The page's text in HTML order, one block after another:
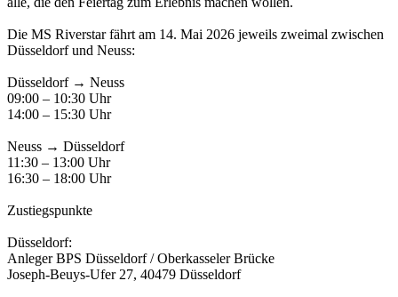
Die MS Riverstar fährt am 14. Mai 2026 jeweils zweimal zwischen
Düsseldorf und Neuss:
Düsseldorf → Neuss
09:00 – 10:30 Uhr
14:00 – 15:30 Uhr
Neuss → Düsseldorf
11:30 – 13:00 Uhr
16:30 – 18:00 Uhr
Zustiegspunkte
Düsseldorf:
Anleger BPS Düsseldorf / Oberkasseler Brücke
Joseph-Beuys-Ufer 27, 40479 Düsseldorf